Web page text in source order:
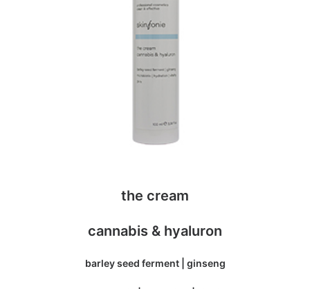
the cream
cannabis & hyaluron
barley seed ferment | ginseng